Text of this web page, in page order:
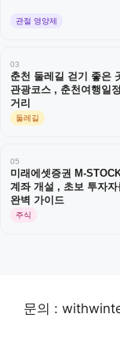
관절 영양제
03
춘천 둘레길 걷기 좋은
관광코스 , 춘천여행일
거리
둘레길
05
미래에셋증권 M-
계좌 개설 , 초보 투자자
완벽 가이드
주식
문의 :